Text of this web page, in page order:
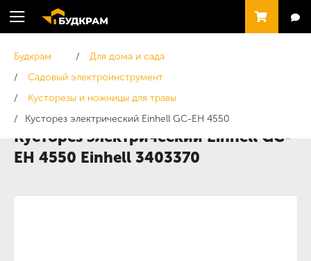
Будкрам
Для дома и сада
Садовый электроинструмент
Кусторезы и ножницы для травы
Кусторез электрический Einhell GC-EH 4550
Кусторез электрический Einhell GC-
EH 4550 Einhell 3403370